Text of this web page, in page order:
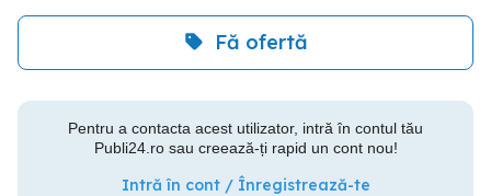
Fă ofertă
Pentru a contacta acest utilizator, intră în contul tău
Publi24.ro sau creează-ți rapid un cont nou!
Intră în cont / Înregistrează-te